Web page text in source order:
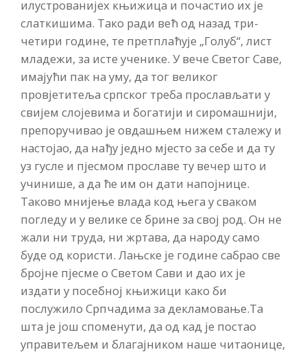
илустрованијех књижица и почастио их је
слаткишима. Тако ради већ од назад три-
четири године, те претплаћује „Голуб“, лист
младежи, за исте ученике. У вече Светог Саве,
имајући пак на уму, да тог великог
провјетитеља српског треба прослављати у
свијем слојевима и богатији и сиромашнији,
препоручивао је овдашњем нижем сталежу и
настојао, да нађу једно мјесто за себе и да ту
уз гусле и пјесмом прославе ту вечер што и
учинише, а да ће им он дати напојнице.
Таково мнијење влада код њега у сваком
погледу и у велике се брине за свој род. Он не
жали ни труда, ни жртава, да народу само
буде од користи. Лањске је године сабрао све
бројне пјесме о Светом Сави и дао их је
издати у посебној књижици како би
послужило Српчадима за декламовање.Та
шта је још споменути, да од кад је постао
управитељем и благајником наше читаонице,